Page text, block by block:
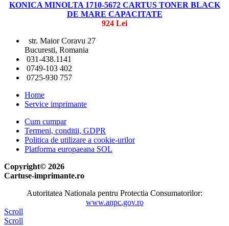
KONICA MINOLTA 1710-5672 CARTUS TONER BLACK
DE MARE CAPACITATE
924 Lei
str. Maior Coravu 27
Bucuresti, Romania
031-438.1141
0749-103 402
0725-930 757
Home
Service imprimante
Cum cumpar
Termeni, conditii, GDPR
Politica de utilizare a cookie-urilor
Platforma europaeana SOL
Copyright© 2026
Cartuse-imprimante.ro
Autoritatea Nationala pentru Protectia Consumatorilor:
www.anpc.gov.ro
Scroll
Scroll